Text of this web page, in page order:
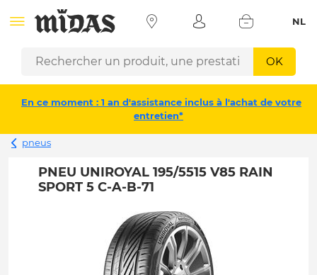
NL
OK
En ce moment : 1 an d'assistance inclus à l'achat de votre
entretien*
pneus
PNEU UNIROYAL 195/5515 V85 RAIN
SPORT 5 C-A-B-71